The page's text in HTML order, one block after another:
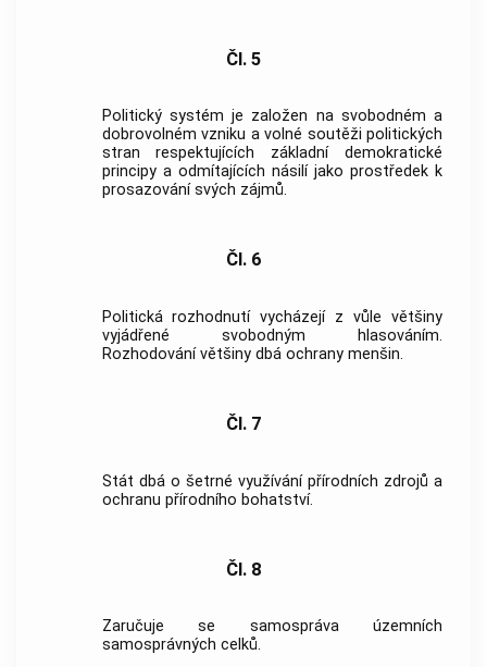
Čl. 5
Politický systém je založen na svobodném a
dobrovolném vzniku a volné soutěži politických
stran respektujících základní demokratické
principy a odmítajících násilí jako prostředek k
prosazování svých zájmů.
Čl. 6
Politická rozhodnutí vycházejí z vůle většiny
vyjádřené svobodným hlasováním.
Rozhodování většiny dbá ochrany menšin.
Čl. 7
Stát dbá o šetrné využívání přírodních zdrojů a
ochranu přírodního bohatství.
Čl. 8
Zaručuje se samospráva územních
samosprávných celků.